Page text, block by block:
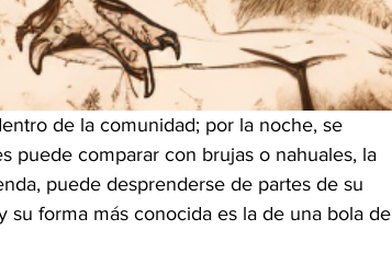
de la comunidad; por la noche, se
puede comparar con brujas o nahuales, la
puede desprenderse de partes de su
su forma más conocida es la de una bola de